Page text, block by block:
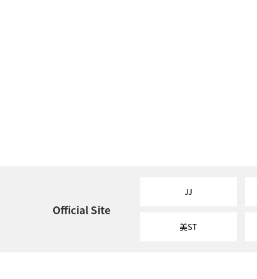
Official Site
JJ
美ST